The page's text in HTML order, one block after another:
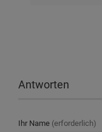
Antworten
Ihr Name (erforderlich)